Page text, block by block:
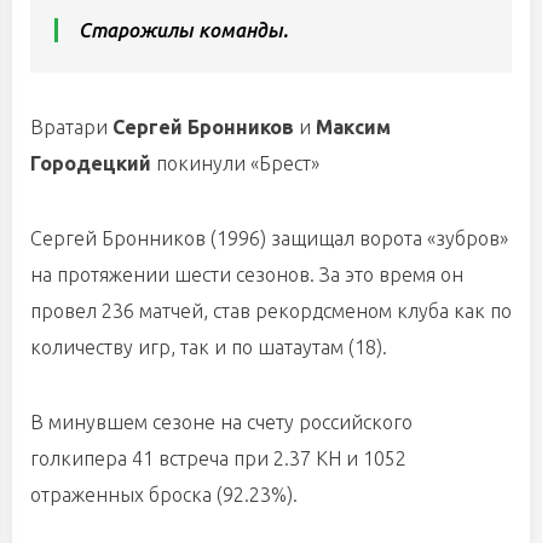
Старожилы команды.
Вратари Сергей Бронников и Максим
Городецкий покинули «Брест»
Сергей Бронников (1996) защищал ворота «зубров»
на протяжении шести сезонов. За это время он
провел 236 матчей, став рекордсменом клуба как по
количеству игр, так и по шатаутам (18).
В минувшем сезоне на счету российского
голкипера 41 встреча при 2.37 КН и 1052
отраженных броска (92.23%).